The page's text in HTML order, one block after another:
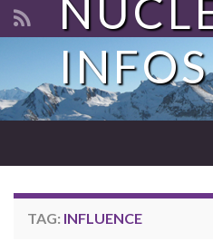
Search for:
INFOS
TAG: INFLUENCE